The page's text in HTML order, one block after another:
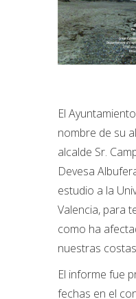
El
nombre de su
alcalde Sr.
Devesa
estudio a la
Valencia, para
como ha
nuestras
El informe fue
fechas en el